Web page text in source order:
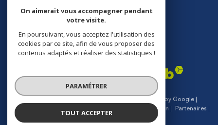
Nous
ADHÉRONS
© 2026 | Tous droits réservés | Traduction powered by Google |
Nos honoraires
Plan du site Mentions légales Admin
Partenaires
Politique RGPD
On aimerait vous accompagner pendant
votre visite.
En poursuivant, vous acceptez l'utilisation des
cookies par ce site, afin de vous proposer des
contenus adaptés et réaliser des statistiques !
PARAMÉTRER
TOUT ACCEPTER